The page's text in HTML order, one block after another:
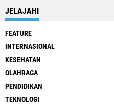
JELAJAHI
FEATURE
INTERNASIONAL
KESEHATAN
OLAHRAGA
PENDIDIKAN
TEKNOLOGI